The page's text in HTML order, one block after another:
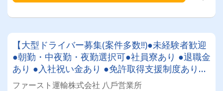
【大型ドライバー募集(案件多数!!)●未経験者歓迎
●朝勤・中夜勤・夜勤選択可●社員寮あり ●退職金
あり ●入社祝い金あり ●免許取得支援制度あり20
代半ばメンバー大活躍中✨
ファースト運輸株式会社 ⼋⼾営業所